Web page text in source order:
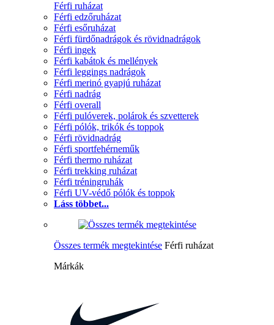
Férfi ruházat
Férfi edzőruházat
Férfi esőruházat
Férfi fürdőnadrágok és rövidnadrágok
Férfi ingek
Férfi kabátok és mellények
Férfi leggings nadrágok
Férfi merinó gyapjú ruházat
Férfi nadrág
Férfi overall
Férfi pulóverek, polárok és szvetterek
Férfi pólók, trikók és toppok
Férfi rövidnadrág
Férfi sportfehérneműk
Férfi thermo ruházat
Férfi trekking ruházat
Férfi tréningruhák
Férfi UV-védő pólók és toppok
Láss többet...
Összes termék megtekintése Férfi ruházat
Márkák